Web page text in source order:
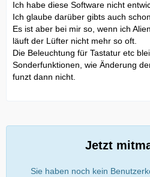
Ich habe diese Software nicht
Ich glaube darüber gibts auch
Es ist aber bei mir so, wenn ich
läuft der Lüfter nicht mehr so oft.
Die Beleuchtung für Tastatur etc
Sonderfunktionen, wie Änderung
funzt dann nicht.
Jetzt
Sie haben noch kein